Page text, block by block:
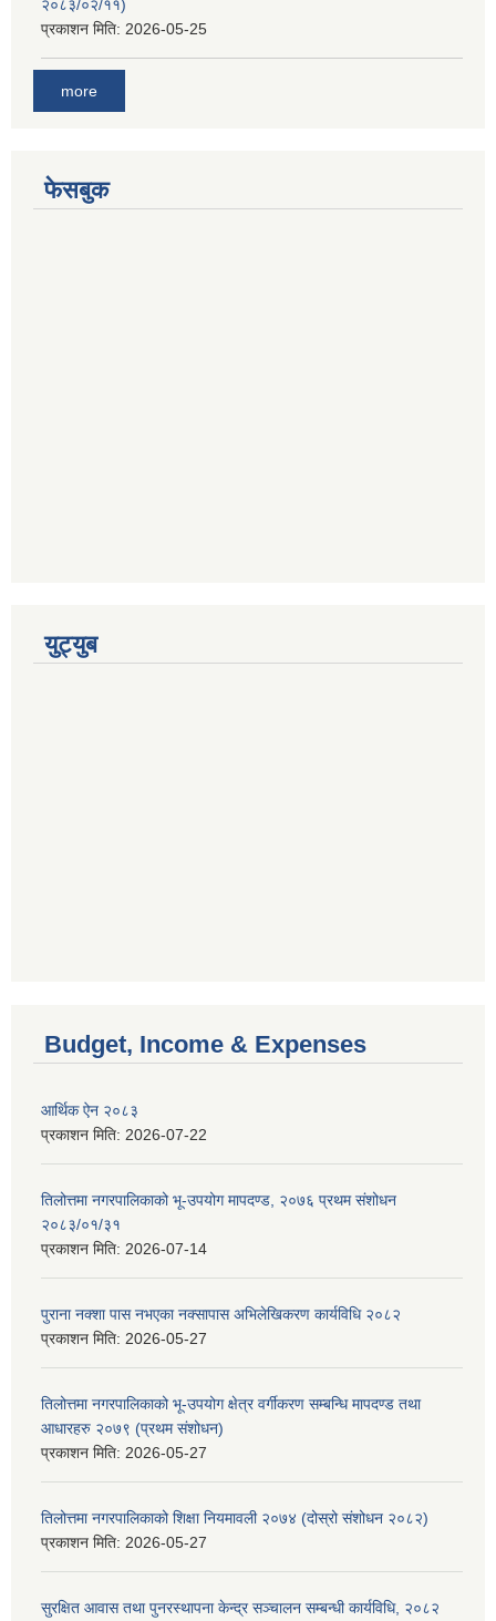
२०८३/०२/११)
प्रकाशन मिति: 2026-05-25
more
फेसबुक
युट्युब
Budget, Income & Expenses
आर्थिक ऐन २०८३
प्रकाशन मिति: 2026-07-22
तिलोत्तमा नगरपालिकाको भू-उपयोग मापदण्ड, २०७६ प्रथम संशोधन
२०८३/०१/३१
प्रकाशन मिति: 2026-07-14
पुराना नक्शा पास नभएका नक्सापास अभिलेखिकरण कार्यविधि २०८२
प्रकाशन मिति: 2026-05-27
तिलोत्तमा नगरपालिकाको भू-उपयोग क्षेत्र वर्गीकरण सम्बन्धि मापदण्ड तथा
आधारहरु २०७९ (प्रथम संशोधन)
प्रकाशन मिति: 2026-05-27
तिलोत्तमा नगरपालिकाको शिक्षा नियमावली २०७४ (दोस्रो संशोधन २०८२)
प्रकाशन मिति: 2026-05-27
सुरक्षित आवास तथा पुनरस्थापना केन्द्र सञ्चालन सम्बन्धी कार्यविधि, २०८२